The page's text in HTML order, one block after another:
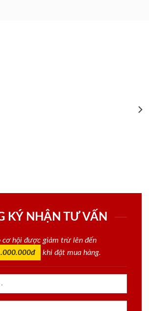
KÝ NHẬN TƯ VẤN
cơ hội được giảm trừ lên đến
khi đặt mua hàng.